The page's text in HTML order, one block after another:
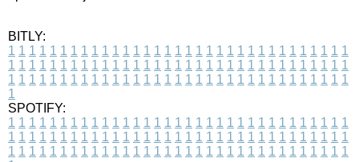
BITLY:
1 1 1 1 1 1 1 1 1 1 1 1 1 1 1 1 1 1 1 1 1 1 1 1 1 1 1 1 1 1 1 1 1
1 1 1 1 1 1 1 1 1 1 1 1 1 1 1 1 1 1 1 1 1 1 1 1 1 1 1 1 1 1 1 1 1
1 1 1 1 1 1 1 1 1 1 1 1 1 1 1 1 1 1 1 1 1 1 1 1 1 1 1 1 1 1 1 1 1
1
SPOTIFY:
1 1 1 1 1 1 1 1 1 1 1 1 1 1 1 1 1 1 1 1 1 1 1 1 1 1 1 1 1 1 1 1 1
1 1 1 1 1 1 1 1 1 1 1 1 1 1 1 1 1 1 1 1 1 1 1 1 1 1 1 1 1 1 1 1 1
1 1 1 1 1 1 1 1 1 1 1 1 1 1 1 1 1 1 1 1 1 1 1 1 1 1 1 1 1 1 1 1 1